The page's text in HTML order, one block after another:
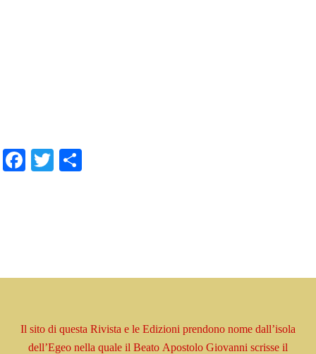
Facebook
Twitter
Il sito di questa Rivista e le Edizioni prendono nome dall’isola
dell’Egeo nella quale il Beato Apostolo Giovanni scrisse il